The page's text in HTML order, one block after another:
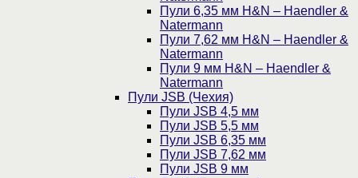
Пули 6,35 мм H&N – Haendler &
Natermann
Пули 7,62 мм H&N – Haendler &
Natermann
Пули 9 мм H&N – Haendler &
Natermann
Пули JSB (Чехия)
Пули JSB 4,5 мм
Пули JSB 5,5 мм
Пули JSB 6,35 мм
Пули JSB 7,62 мм
Пули JSB 9 мм